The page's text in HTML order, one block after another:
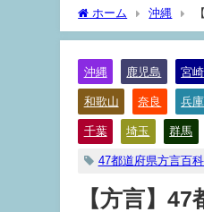
ホーム 沖縄
沖縄 鹿児島 宮崎
和歌山 奈良 兵庫
千葉 埼玉 群馬
47都道府県方言百
【方言】